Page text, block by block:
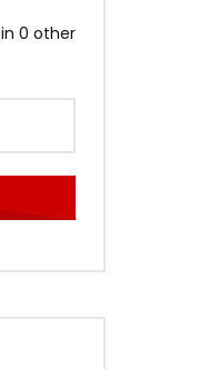
0 other